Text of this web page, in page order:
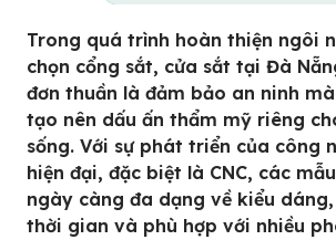
Trong quá trình hoàn thiện ngôi
chọn cổng sắt, cửa sắt tại Đà
đơn thuần là đảm bảo an ninh
tạo nên dấu ấn thẩm mỹ riêng
sống. Với sự phát triển của công
hiện đại, đặc biệt là CNC, các
ngày càng đa dạng về kiểu
thời gian và phù hợp với nhiều